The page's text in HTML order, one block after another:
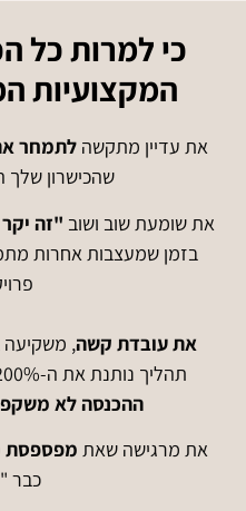
כי למרות כל
המקצועיות
את עדיין מתקשה לתמחר
שהכישרון שלך
את שומעת שוב ושוב "זה
בזמן שמעצבות אחרות
את עובדת קשה, משקיעה
תהליך נותנת את ה-200% שלך – אבל בסוף החודש,
ההכנסה לא
את מרגישה שאת מפספסת
כבר